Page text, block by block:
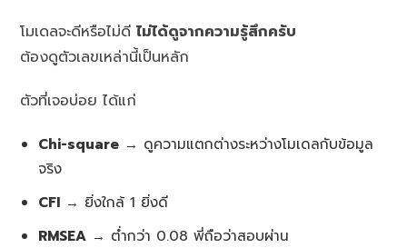
โมเดลจะดีหรือไม่ดีไม่ได้ดูจากความรู้สึกครับ
ต้องดูตัวเลขเหล่านี้เป็นหลัก
ตัวที่เจอบ่อย ได้แก่
Chi-square → ดูความแตกต่างระหว่างโมเดลกับข้อมูล
จริง
CFI → ยิ่งใกล้ 1 ยิ่งดี
RMSEA → ต่ำกว่า 0.08 พี่ถือว่าสอบผ่าน